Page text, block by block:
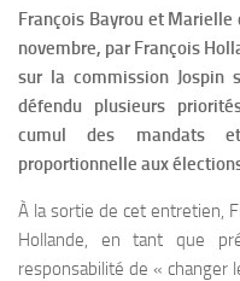
François Bayrou et Marielle
novembre, par François
sur la commission Jospin
défendu plusieurs
cumul des mandats
proportionnelle aux
À la sortie de cet entretien,
Hollande, en tant que
responsabilité de « changer